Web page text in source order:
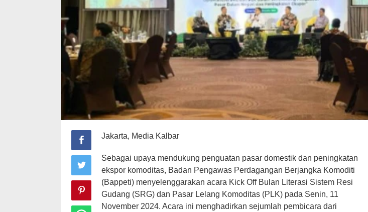
Jakarta, Media Kalbar
Sebagai upaya mendukung penguatan pasar domestik dan peningkatan
ekspor komoditas, Badan Pengawas Perdagangan Berjangka Komoditi
(Bappeti) menyelenggarakan acara Kick Off Bulan Literasi Sistem Resi
Gudang (SRG) dan Pasar Lelang Komoditas (PLK) pada Senin, 11
November 2024. Acara ini menghadirkan sejumlah pembicara dari